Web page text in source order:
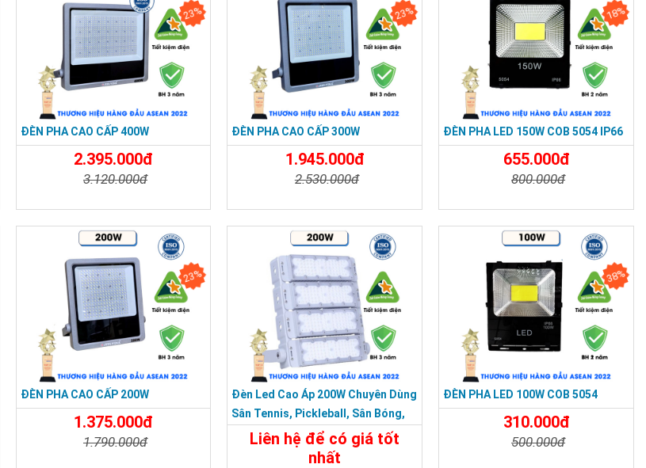
Đèn LED Highbay 120W/160W/200W cho nhà xưởng, khu công nghiệp
23%
ĐÈN PHA CAO CẤP 400W
2.395.000đ
3.120.000đ
23%
ĐÈN PHA CAO CẤP 300W
1.945.000đ
2.530.000đ
18%
ĐÈN PHA LED 150W COB 5054 IP66
655.000đ
800.000đ
23%
ĐÈN PHA CAO CẤP 200W
1.375.000đ
1.790.000đ
Đèn Led Cao Áp 200W Chuyên Dùng
Sân Tennis, Pickleball, Sân Bóng,
Chip Led Philips
Liên hệ để có giá tốt
nhất
38%
ĐÈN PHA LED 100W COB 5054
310.000đ
500.000đ